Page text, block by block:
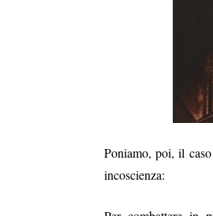
Poniamo, poi, il
incoscienza: